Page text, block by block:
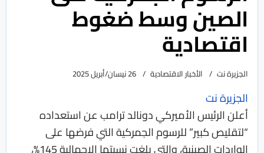
الصين وسط ضغوط
اقتصادية
الجزيرة نت الأخبار الاقتصادية 26 نيسان/أبريل 2025
الجزيرة نت
أعلن الرئيس الأميركي دونالد ترامب عن استعداده
“لتقليص كبير” للرسوم الجمركية التي فرضها على